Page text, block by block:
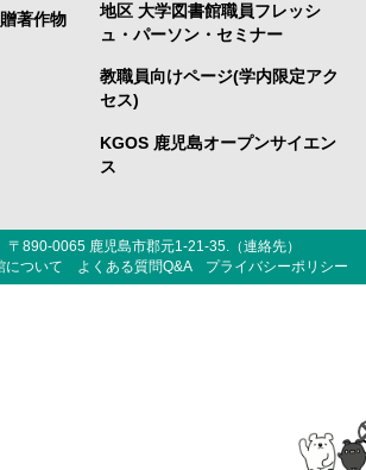
著作物
ー
メ
ニ
ュ
ー
地区 大学図書館職員フレッシ
ュ・パーソン・セミナー
教職員向けページ(学内限定アク
セス)
KGOS 鹿児島オープンサイエン
ス
890-0065 鹿児島市郡元1-21-35.（連絡先）
について
よくある質問Q&A プライバシーポリシー